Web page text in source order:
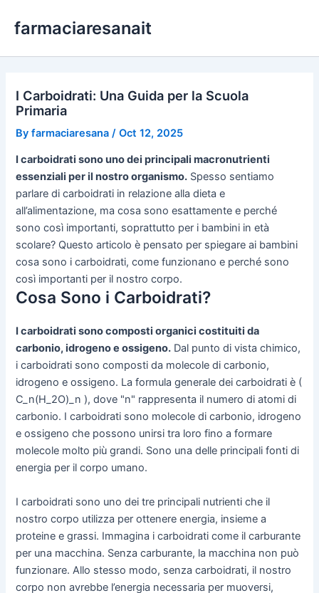
farmaciaresanait
I Carboidrati: Una Guida per la Scuola
Primaria
Byfarmaciaresana /Oct 12, 2025
I carboidrati sono uno dei principali macronutrienti
essenziali per il nostro organismo. Spesso sentiamo
parlare di carboidrati in relazione alla dieta e
all’alimentazione, ma cosa sono esattamente e perché
sono così importanti, soprattutto per i bambini in età
scolare? Questo articolo è pensato per spiegare ai bambini
cosa sono i carboidrati, come funzionano e perché sono
così importanti per il nostro corpo.
Cosa Sono i Carboidrati?
I carboidrati sono composti organici costituiti da
carbonio, idrogeno e ossigeno. Dal punto di vista chimico,
i carboidrati sono composti da molecole di carbonio,
idrogeno e ossigeno. La formula generale dei carboidrati è (
C_n(H_2O)_n ), dove "n" rappresenta il numero di atomi di
carbonio. I carboidrati sono molecole di carbonio, idrogeno
e ossigeno che possono unirsi tra loro fino a formare
molecole molto più grandi. Sono una delle principali fonti di
energia per il corpo umano.
I carboidrati sono uno dei tre principali nutrienti che il
nostro corpo utilizza per ottenere energia, insieme a
proteine e grassi. Immagina i carboidrati come il carburante
per una macchina. Senza carburante, la macchina non può
funzionare. Allo stesso modo, senza carboidrati, il nostro
corpo non avrebbe l’energia necessaria per muoversi,